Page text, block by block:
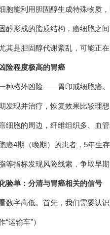
胞能利用胆固醇生成特殊物质
醇形成的脂质结构，癌细胞之
其是胆固醇代谢紊乱，可能正在
险程度极高的胃癌
种格外凶险——胃印戒细胞癌。
发现并治疗，恢复效果比较理想
细胞的周边，纤维组织多、血
癌4期（晚期）的患者，5年生存
等指标发现风险线索，争取早期
验单：分清与胃癌相关的信号
数字高低。首先，我们需要认识
运输车”）